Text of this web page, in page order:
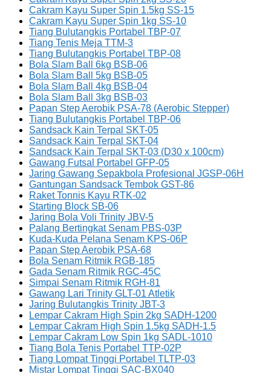
Cakram Kayu Super Spin 1.5kg SS-15
Cakram Kayu Super Spin 1kg SS-10
Tiang Bulutangkis Portabel TBP-07
Tiang Tenis Meja TTM-3
Tiang Bulutangkis Portabel TBP-08
Bola Slam Ball 6kg BSB-06
Bola Slam Ball 5kg BSB-05
Bola Slam Ball 4kg BSB-04
Bola Slam Ball 3kg BSB-03
Papan Step Aerobik PSA-78 (Aerobic Stepper)
Tiang Bulutangkis Portabel TBP-06
Sandsack Kain Terpal SKT-05
Sandsack Kain Terpal SKT-04
Sandsack Kain Terpal SKT-03 (D30 x 100cm)
Gawang Futsal Portabel GFP-05
Jaring Gawang Sepakbola Profesional JGSP-06H
Gantungan Sandsack Tembok GST-86
Raket Tonnis Kayu RTK-02
Starting Block SB-06
Jaring Bola Voli Trinity JBV-5
Palang Bertingkat Senam PBS-03P
Kuda-Kuda Pelana Senam KPS-06P
Papan Step Aerobik PSA-68
Bola Senam Ritmik RGB-185
Gada Senam Ritmik RGC-45C
Simpai Senam Ritmik RGH-81
Gawang Lari Trinity GLT-01 Atletik
Jaring Bulutangkis Trinity JBT-3
Lempar Cakram High Spin 2kg SADH-1200
Lempar Cakram High Spin 1.5kg SADH-1.5
Lempar Cakram Low Spin 1kg SADL-1010
Tiang Bola Tenis Portabel TTP-02P
Tiang Lompat Tinggi Portabel TLTP-03
Mistar Lompat Tinggi SAC-BX040